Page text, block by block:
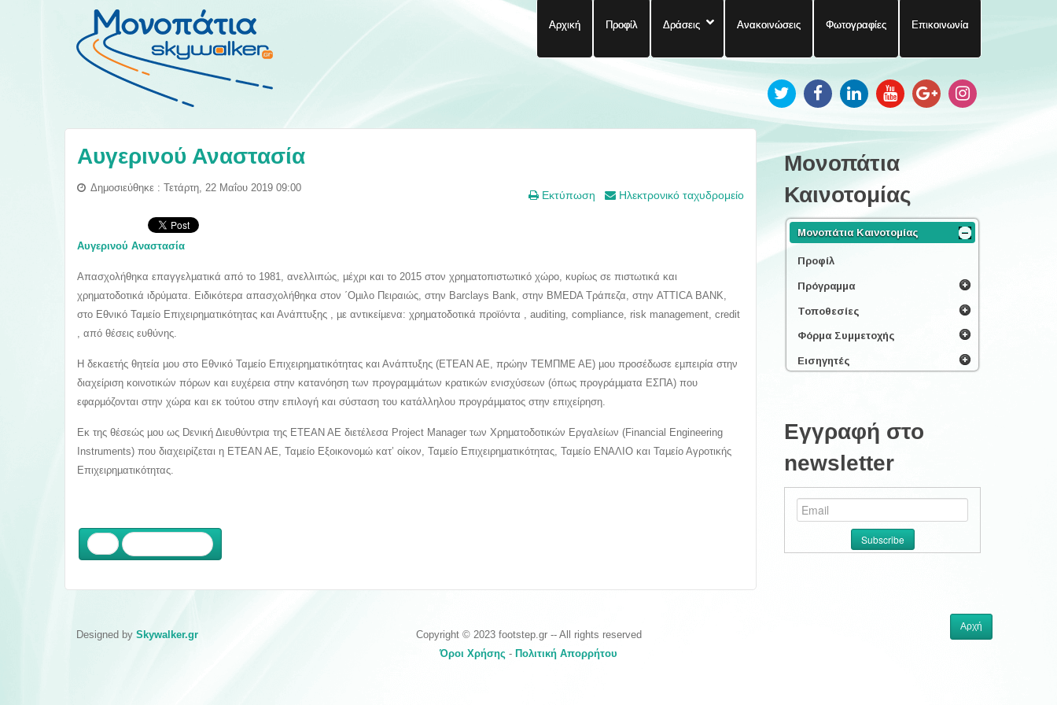
Αρχική Προφίλ Δράσεις Ανακοινώσεις Φωτογραφίες Επικοινωνία
Αυγερινού Αναστασία
Εκτύπωση Ηλεκτρονικό ταχυδρομείο
Δημοσιεύθηκε : Τετάρτη, 22 Μαΐου 2019 09:00
Αυγερινού Αναστασία
Απασχολήθηκα επαγγελµατικά από το 1981, ανελλιπώς, µέχρι και το 2015 στον χρηµατοπιστωτικό χώρο, κυρίως σε πιστωτικά και
χρηµατοδοτικά ιδρύµατα. Ειδικότερα απασχολήθηκα στον ΄Οµιλο Πειραιώς, στην Barclays Bank, στην BΜΕDΑ Τράπεζα, στην ATTICA BANK,
στο Εθνικό Ταµείο Επιχειρηµατικότητας και Ανάπτυξης , µε αντικείµενα: χρηµατοδοτικά προϊόντα , auditing, compliance, risk management, credit
, από θέσεις ευθύνης.
Η δεκαετής θητεία µου στο Εθνικό Ταµείο Επιχειρηµατικότητας και Ανάπτυξης (ΕΤΕΑΝ ΑΕ, πρώην ΤΕΜΠΜΕ ΑΕ) µου προσέδωσε εµπειρία στην
διαχείριση κοινοτικών πόρων και ευχέρεια στην κατανόηση των προγραµµάτων κρατικών ενισχύσεων (όπως προγράµµατα ΕΣΠΑ) που
εφαρµόζονται στην χώρα και εκ τούτου στην επιλογή και σύσταση του κατάλληλου προγράµµατος στην επιχείρηση.
Εκ της θέσεώς µου ως Dενική Διευθύντρια της ΕΤΕΑΝ ΑΕ διετέλεσα Project Manager των Χρηµατοδοτικών Εργαλείων (Financial Engineering
Instruments) που διαχειρίζεται η ΕΤΕΑΝ ΑΕ, Ταµείο Εξοικονοµώ κατ’ οίκον, Ταµείο Επιχειρηµατικότητας, Ταµείο ΕΝΑΛΙΟ και Ταµείο Αγροτικής
Επιχειρηµατικότητας.
Μονοπάτια
Καινοτομίας
Μονοπάτια Καινοτομίας
Προφίλ
Πρόγραμμα
Τοποθεσίες
Φόρμα Συμμετοχής
Εισηγητές
Εγγραφή στο
newsletter
Designed by Skywalker.gr
Copyright © 2023 footstep.gr -- All rights reserved
Όροι Χρήσης - Πολιτική Απορρήτου
Αρχή